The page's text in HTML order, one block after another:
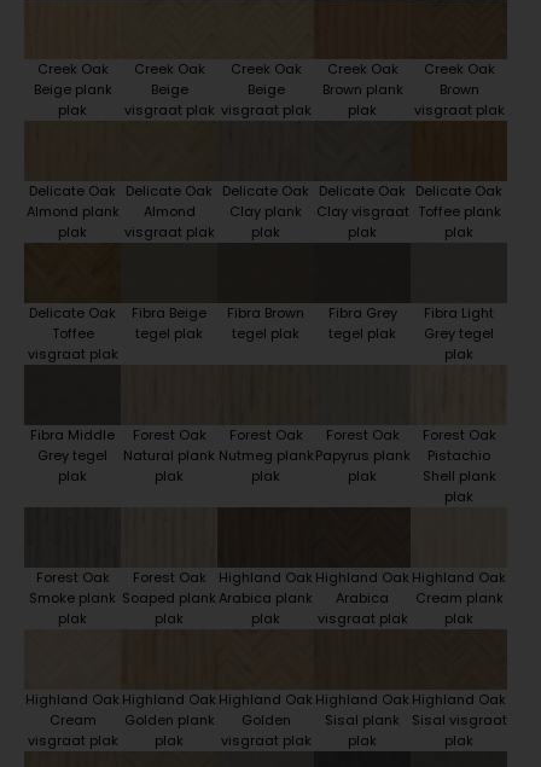
Creek Oak
Beige plank
plak
Creek Oak
Beige
visgraat plak
Creek Oak
Beige
visgraat plak
Creek Oak
Brown plank
plak
Creek Oak
Brown
visgraat plak
Delicate Oak
Almond plank
plak
Delicate Oak
Almond
visgraat plak
Delicate Oak
Clay plank
plak
Delicate Oak
Clay visgraat
plak
Delicate Oak
Toffee plank
plak
Delicate Oak
Toffee
visgraat plak
Fibra Beige
tegel plak
Fibra Brown
tegel plak
Fibra Grey
tegel plak
Fibra Light
Grey tegel
plak
Fibra Middle
Grey tegel
plak
Forest Oak
Natural plank
plak
Forest Oak
Nutmeg plank
plak
Forest Oak
Papyrus plank
plak
Forest Oak
Pistachio
Shell plank
plak
Forest Oak
Smoke plank
plak
Forest Oak
Soaped plank
plak
Highland Oak
Arabica plank
plak
Highland Oak
Arabica
visgraat plak
Highland Oak
Cream plank
plak
Highland Oak
Cream
visgraat plak
Highland Oak
Golden plank
plak
Highland Oak
Golden
visgraat plak
Highland Oak
Sisal plank
plak
Highland Oak
Sisal visgraat
plak